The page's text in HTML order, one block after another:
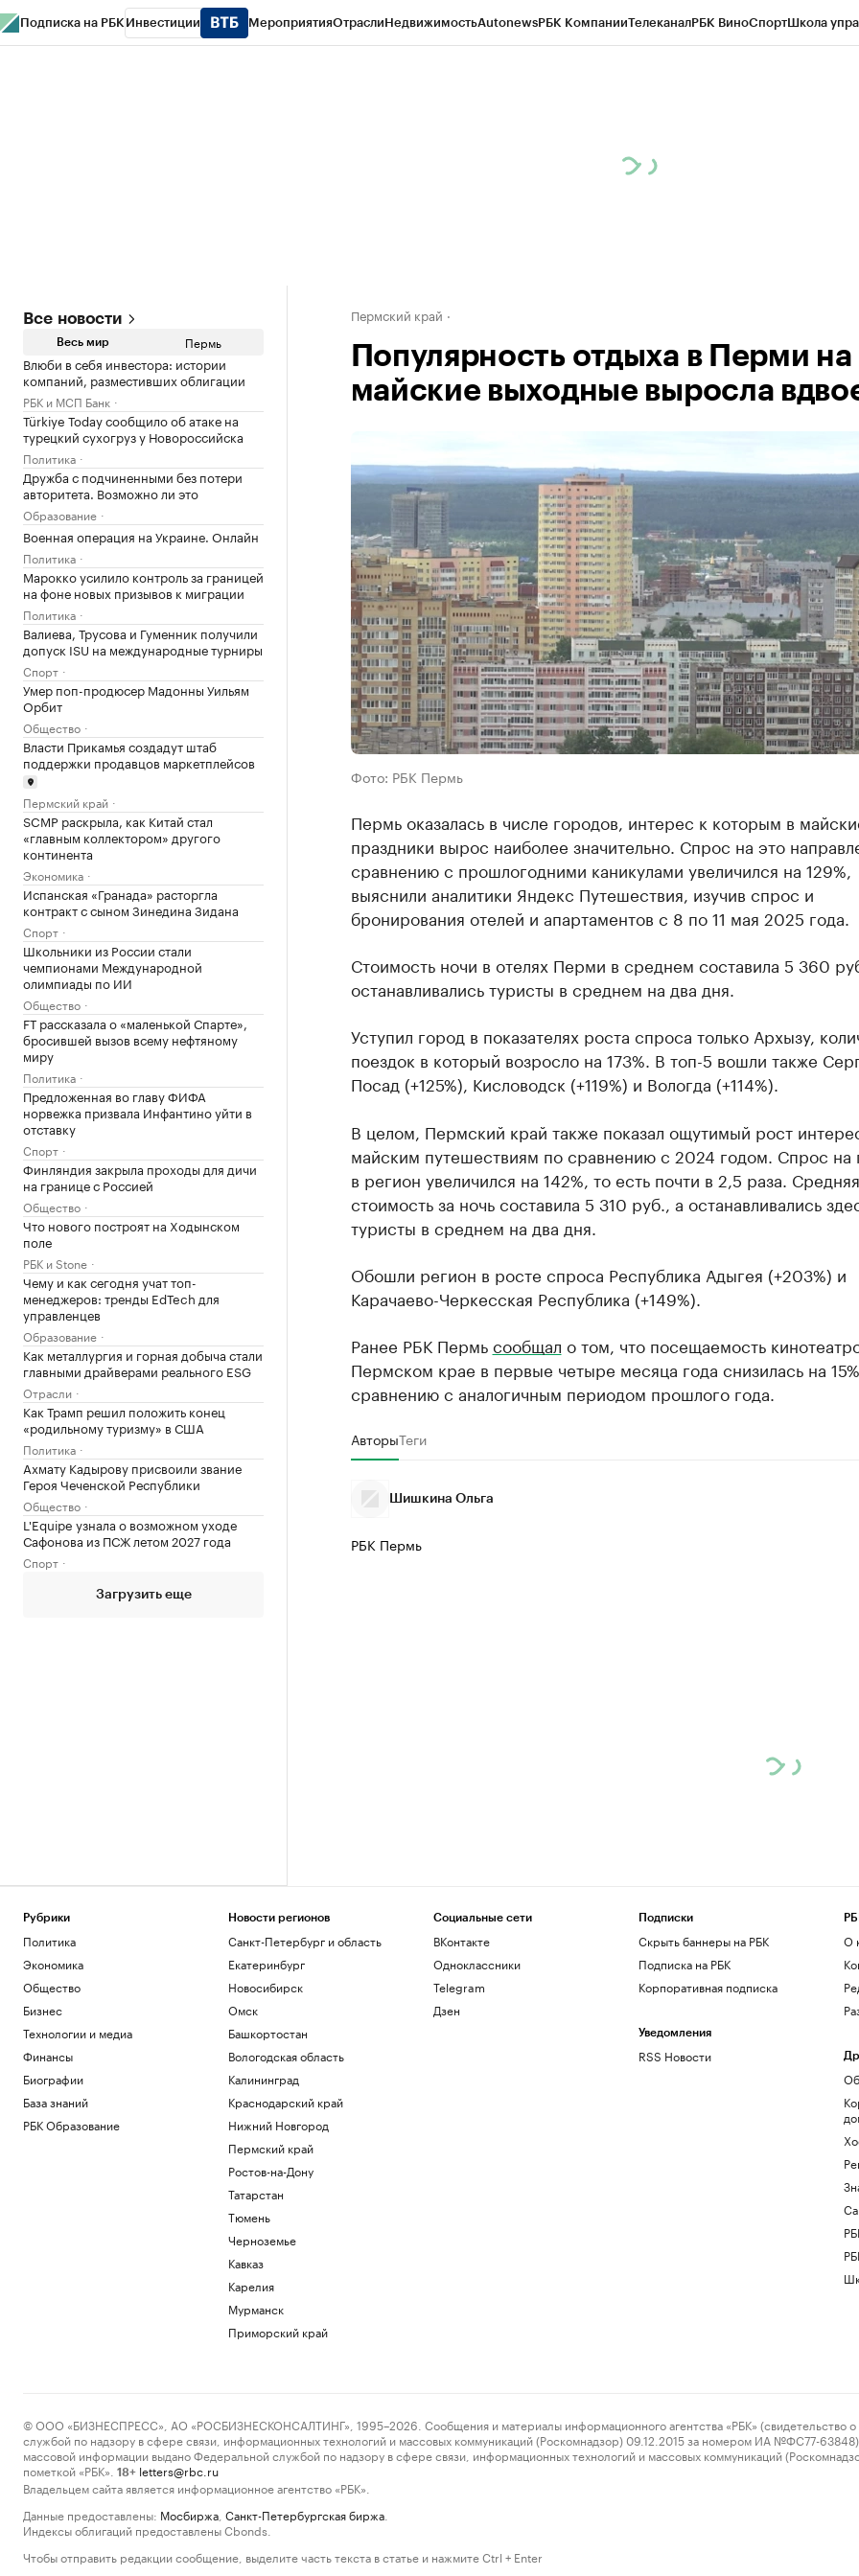
Подписка на РБК Инвестиции МероприятияОтраслиНедвижимостьAutonewsРБК КомпанииТелеканалРБК ВиноСпортШкола
Все новости
Весь мир Пермь
Влюби в себя инвестора: истории
компаний, разместивших облигации
РБК и МСП Банк
Türkiye Today сообщило об атаке на
турецкий сухогруз у Новороссийска
Политика
Дружба с подчиненными без потери
авторитета. Возможно ли это
Образование
Военная операция на Украине. Онлайн
Политика
Марокко усилило контроль за границей
на фоне новых призывов к миграции
Политика
Валиева, Трусова и Гуменник получили
допуск ISU на международные турниры
Спорт
Умер поп-продюсер Мадонны Уильям
Орбит
Общество
Власти Прикамья создадут штаб
поддержки продавцов маркетплейсов
Пермский край
SCMP раскрыла, как Китай стал
«главным коллектором» другого
континента
Экономика
Испанская «Гранада» расторгла
контракт с сыном Зинедина Зидана
Спорт
Школьники из России стали
чемпионами Международной
олимпиады по ИИ
Общество
FT рассказала о «маленькой Спарте»,
бросившей вызов всему нефтяному
миру
Политика
Предложенная во главу ФИФА
норвежка призвала Инфантино уйти в
отставку
Спорт
Финляндия закрыла проходы для дичи
на границе с Россией
Общество
Что нового построят на Ходынском
поле
РБК и Stone
Чему и как сегодня учат топ-
менеджеров: тренды EdTech для
управленцев
Образование
Как металлургия и горная добыча стали
главными драйверами реального ESG
Отрасли
Как Трамп решил положить конец
«родильному туризму» в США
Политика
Ахмату Кадырову присвоили звание
Героя Чеченской Республики
Общество
L'Equipe узнала о возможном уходе
Сафонова из ПСЖ летом 2027 года
Спорт
Загрузить еще
Пермский край
Популярность отдыха в Перми на
майские выходные выросла
Фото: РБК Пермь
Пермь оказалась в числе городов, интерес к которым в
праздники вырос наиболее значительно. Спрос на это
сравнению с прошлогодними каникулами увеличился на 129%,
выяснили аналитики Яндекс Путешествия, изучив спрос и
бронирования отелей и апартаментов с 8 по 11 мая 2025 года.
Стоимость ночи в отелях Перми в среднем составила 5 360
останавливались туристы в среднем на два дня.
Уступил город в показателях роста спроса только Архызу,
поездок в который возросло на 173%. В топ-5 вошли также
Посад (+125%), Кисловодск (+119%) и Вологда (+114%).
В целом, Пермский край также показал ощутимый рост
майским путешествиям по сравнению с 2024 годом. Спрос на
в регион увеличился на 142%, то есть почти в 2,5 раза. Средняя
стоимость за ночь составила 5 310 руб., а останавливались
туристы в среднем на два дня.
Обошли регион в росте спроса Республика Адыгея (+203%) и
Карачаево-Черкесская Республика (+149%).
Ранее РБК Пермьсообщал о том, что посещаемость
Пермском крае в первые четыре месяца года снизилась на
сравнению с аналогичным периодом прошлого года.
АвторыТеги
Шишкина Ольга
РБК Пермь
Рубрики
Политика
Экономика
Общество
Бизнес
Технологии и медиа
Финансы
Биографии
База знаний
РБК Образование
Новости регионов
Санкт-Петербург и область
Екатеринбург
Новосибирск
Омск
Башкортостан
Вологодская область
Калининград
Краснодарский край
Нижний Новгород
Пермский край
Ростов-на-Дону
Татарстан
Тюмень
Черноземье
Кавказ
Карелия
Мурманск
Приморский край
Социальные сети
ВКонтакте
Одноклассники
Telegram
Дзен
Подписки
Скрыть баннеры на РБК
Подписка на РБК
Корпоративная подписка
Уведомления
RSS Новости
О
© ООО «БИЗНЕСПРЕСС», АО «РОСБИЗНЕСКОНСАЛТИНГ», 1995–2026. Сообщения и материалы информационного агентства «РБК» (свидетельство о
службой по надзору в сфере связи, информационных технологий и массовых коммуникаций (Роскомнадзор) 09.12.2015 за номером ИА №ФС77-63848)
массовой информации выдано Федеральной службой по надзору в сфере связи, информационных технологий и массовых коммуникаций
пометкой «РБК».
18+ letters@rbc.ru
Владельцем сайта является информационное агентство «РБК».
Данные предоставлены: Мосбиржа Санкт-Петербургская биржа
Индексы облигаций предоставлены Cbonds.
Чтобы отправить редакции сообщение, выделите часть текста в статье и нажмите Ctrl + Enter